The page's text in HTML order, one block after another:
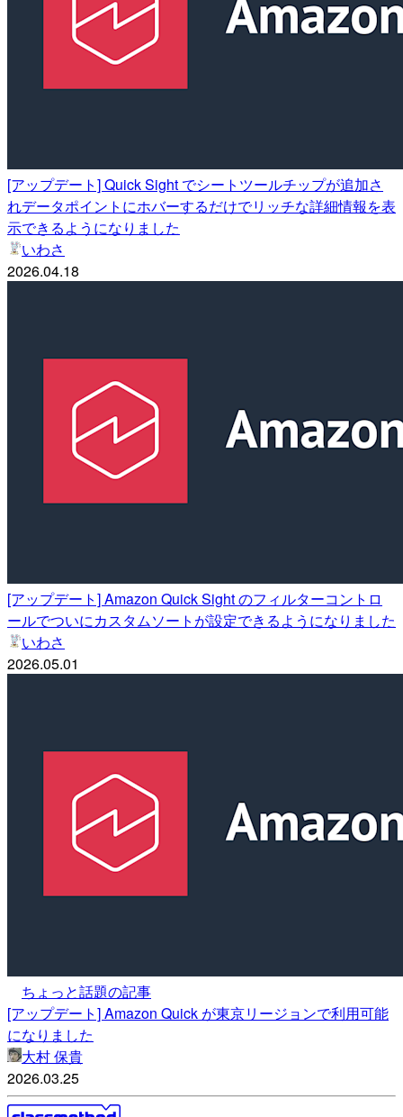
[アップデート] Quick Sight でシートツールチップが追加さ
れデータポイントにホバーするだけでリッチな詳細情報を表
示できるようになりました
いわさ
2026.04.18
[アップデート] Amazon Quick Sight のフィルターコントロ
ールでついにカスタムソートが設定できるようになりました
いわさ
2026.05.01
ちょっと話題の記事
[アップデート] Amazon Quick が東京リージョンで利用可能
になりました
大村 保貴
2026.03.25